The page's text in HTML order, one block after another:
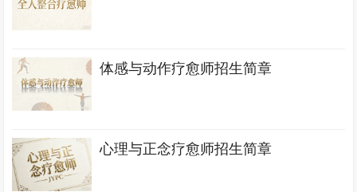
体感与动作疗愈师招生简章
心理与正念疗愈师招生简章